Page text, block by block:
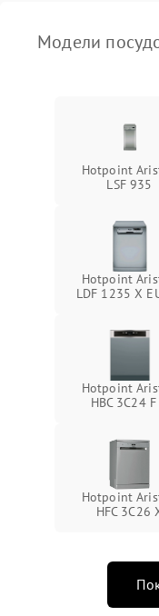
Модели
Hotpoint
LSF 935
Hotpoint
LDF 1235 X
Hotpoint
HBC 3C24
Hotpoint
HFC 3C26